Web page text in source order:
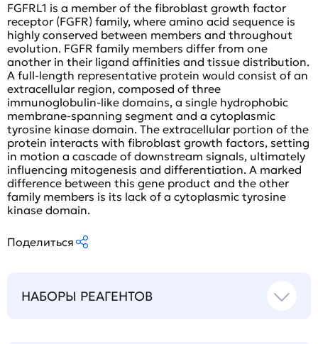
FGFRL1 is a member of the fibroblast growth factor
receptor (FGFR) family, where amino acid sequence is
highly conserved between members and throughout
evolution. FGFR family members differ from one
another in their ligand affinities and tissue distribution.
A full-length representative protein would consist of an
extracellular region, composed of three
immunoglobulin-like domains, a single hydrophobic
membrane-spanning segment and a cytoplasmic
tyrosine kinase domain. The extracellular portion of the
protein interacts with fibroblast growth factors, setting
in motion a cascade of downstream signals, ultimately
influencing mitogenesis and differentiation. A marked
difference between this gene product and the other
family members is its lack of a cytoplasmic tyrosine
kinase domain.
Поделиться
НАБОРЫ РЕАГЕНТОВ